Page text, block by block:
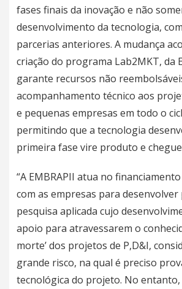
fases finais da inovação e não
desenvolvimento da tecnologia,
parcerias anteriores. A mudança
criação do programa Lab2MKT, da
garante recursos não
acompanhamento técnico aos
e pequenas empresas em todo o
permitindo que a tecnologia
primeira fase vire produto e
“A EMBRAPII atua no
com as empresas para
pesquisa aplicada cujo
apoio para atravessarem o
morte’ dos projetos de P,D&I,
grande risco, na qual é preciso
tecnológica do projeto. No